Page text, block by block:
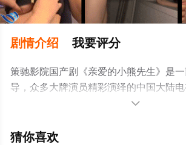
剧情介绍 我要评分
策驰影院国产剧《亲爱的小熊先生》是
导，众多大牌演员精彩演绎的中国大陆
情已揭晓（全10集），手机免费观看高
视剧、电视猫或剧情网等平台了解。

猜你喜欢